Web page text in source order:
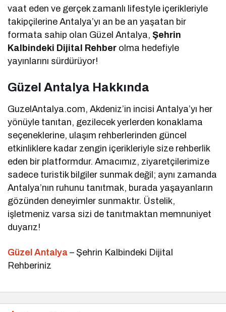
vaat eden ve gerçek zamanlı lifestyle içerikleriyle
takipçilerine Antalya’yı an be an yaşatan bir
formata sahip olan Güzel Antalya,Şehrin
Kalbindeki Dijital Rehber olma hedefiyle
yayınlarını sürdürüyor!
Güzel Antalya Hakkında
GuzelAntalya.com, Akdeniz’in incisi Antalya’yı her
yönüyle tanıtan, gezilecek yerlerden konaklama
seçeneklerine, ulaşım rehberlerinden güncel
etkinliklere kadar zengin içerikleriyle size rehberlik
eden bir platformdur. Amacımız, ziyaretçilerimize
sadece turistik bilgiler sunmak değil; aynı zamanda
Antalya’nın ruhunu tanıtmak, burada yaşayanların
gözünden deneyimler sunmaktır. Üstelik,
işletmeniz varsa sizi de tanıtmaktan memnuniyet
duyarız!
Güzel Antalya – Şehrin Kalbindeki Dijital
Rehberiniz